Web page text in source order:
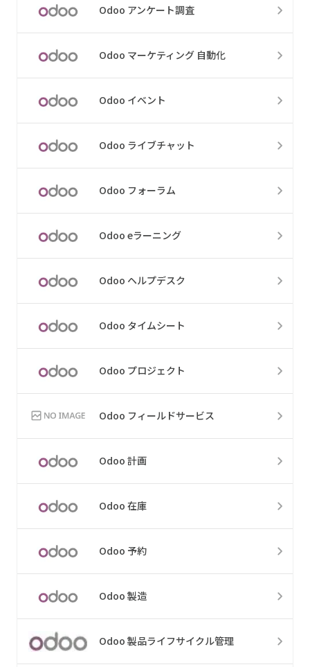
Odoo アンケート調査
Odoo マーケティング 自動化
Odoo イベント
Odoo ライブチャット
Odoo フォーラム
Odoo eラーニング
Odoo ヘルプデスク
Odoo タイムシート
Odoo プロジェクト
Odoo フィールドサービス
Odoo 計画
Odoo 在庫
Odoo 予約
Odoo 製造
Odoo 製品ライフサイクル管理